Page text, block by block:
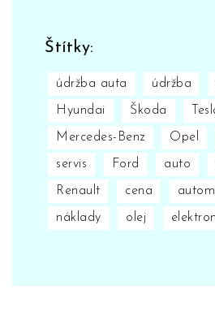
Štítky:
údržba auta údržba
Hyundai Škoda
Mercedes-Benz Opel
servis Ford auto
Renault cena
náklady olej